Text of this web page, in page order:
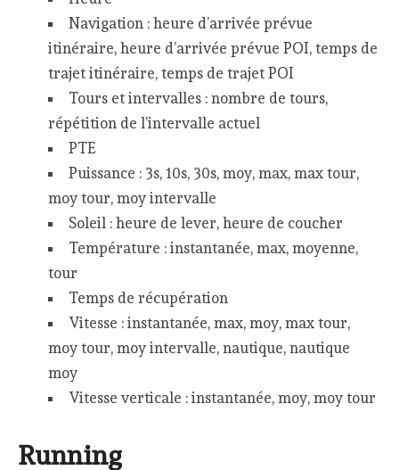
Navigation : heure d’arrivée prévue
itinéraire, heure d’arrivée prévue POI, temps de
trajet itinéraire, temps de trajet POI
Tours et intervalles : nombre de tours,
répétition de l’intervalle actuel
PTE
Puissance : 3s, 10s, 30s, moy, max, max tour,
moy tour, moy intervalle
Soleil : heure de lever, heure de coucher
Température : instantanée, max, moyenne,
tour
Temps de récupération
Vitesse : instantanée, max, moy, max tour,
moy tour, moy intervalle, nautique, nautique
moy
Vitesse verticale : instantanée, moy, moy tour
Running